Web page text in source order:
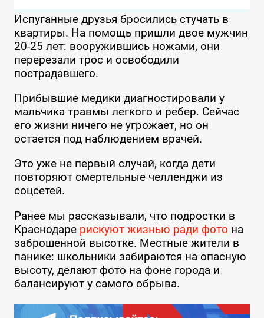
Испуганные друзья бросились стучать в
квартиры. На помощь пришли двое мужчин
20-25 лет: вооружившись ножами, они
перерезали трос и освободили
пострадавшего.
Прибывшие медики диагностировали у
мальчика травмы легкого и ребер. Сейчас
его жизни ничего не угрожает, но он
остается под наблюдением врачей.
Это уже не первый случай, когда дети
повторяют смертельные челленджи из
соцсетей.
Ранее мы рассказывали, что подростки в
Краснодаре рискуют жизнью ради фото на
заброшенной высотке. Местные жители в
панике: школьники забираются на опасную
высоту, делают фото на фоне города и
балансируют у самого обрыва.